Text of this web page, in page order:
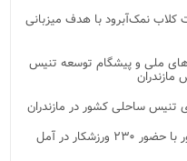
نمک‌آبرود با هدف میزبانی
ملی و پیشگام توسعه تنیس
رقابت‌های کشتی آزاد پیشکسوتان کشور با حضور ۲۳۰ ورزشکار در آمل